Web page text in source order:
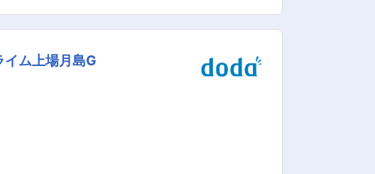
いため、業界未経験の方でも安心してご入社いた
ます。 また、化粧品だけ、や、医薬品だけ、に
業界で売上が落ちることがあっても、その他で
イム上場月島G